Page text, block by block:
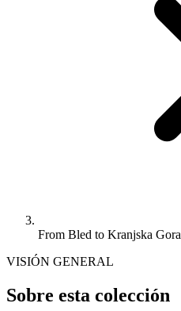
From Bled to Kranjska Gora
VISIÓN GENERAL
Sobre esta colección